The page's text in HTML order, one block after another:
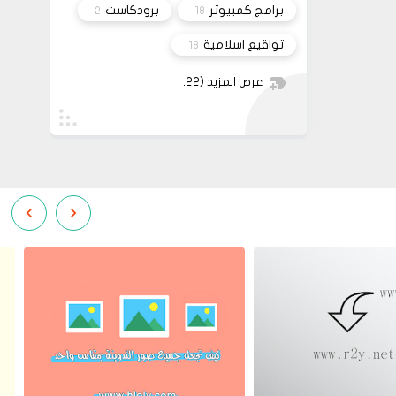
برامج كمبيوتر 18 برودكاست 2
تواقيع اسلامية 18
عرض المزيد (22)